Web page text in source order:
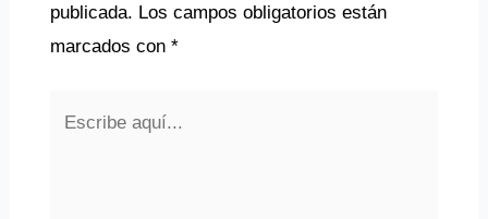
publicada. Los campos obligatorios están
marcados con *
aquí...